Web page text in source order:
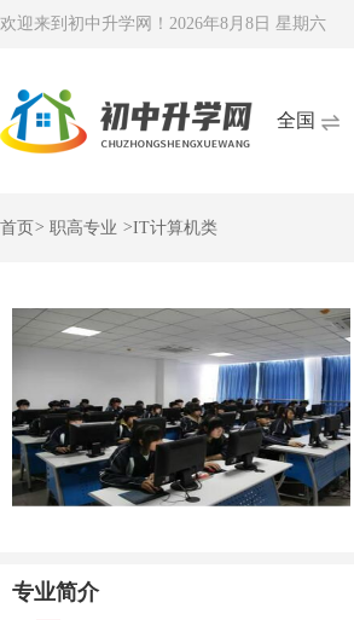
欢迎来到初中升学网！ 2026年8月8日 星期六
全国
首页 > 职高专业 >IT计算机类
专业简介